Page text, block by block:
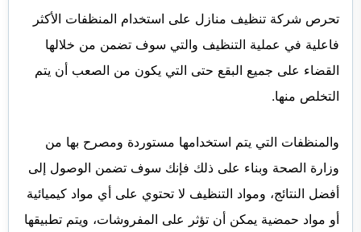
تحرص شركة تنظيف منازل على استخدام المنظفات الأكثر
فاعلية في عملية التنظيف والتي سوف تضمن من خلالها
القضاء على جميع البقع حتى التي يكون من الصعب أن يتم
التخلص منها.
والمنظفات التي يتم استخدامها مستوردة ومصرح بها من
وزارة الصحة وبناء على ذلك فإنك سوف تضمن الوصول إلى
أفضل النتائج، ومواد التنظيف لا تحتوي على أي مواد كيميائية
أو مواد حمضية يمكن أن تؤثر على المفروشات، ويتم تطبيقها